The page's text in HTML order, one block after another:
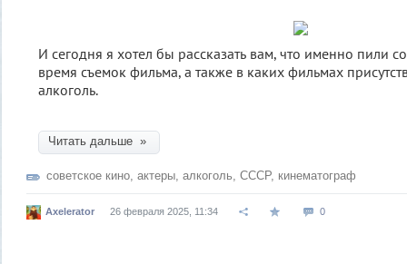
И сегодня я хотел бы рассказать вам, что именно пили
время съемок фильма, а также в каких фильмах
алкоголь.
Читать дальше »
советское кино, актеры, алкоголь, СССР, кинематограф
Axelerator 26 февраля 2025, 11:34 0